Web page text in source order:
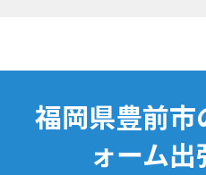
福岡県豊前市
ォーム